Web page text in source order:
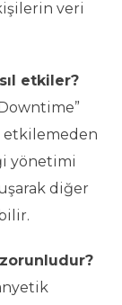
veri
etkiler?
etkilemeden
yönetimi
diğer